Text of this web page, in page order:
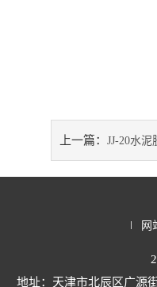
上一篇： JJ-20水
网
地址：天津市北辰区广源